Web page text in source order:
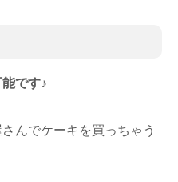
です♪
んでケーキを買っちゃう